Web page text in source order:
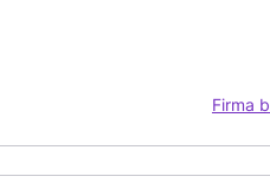
Firma